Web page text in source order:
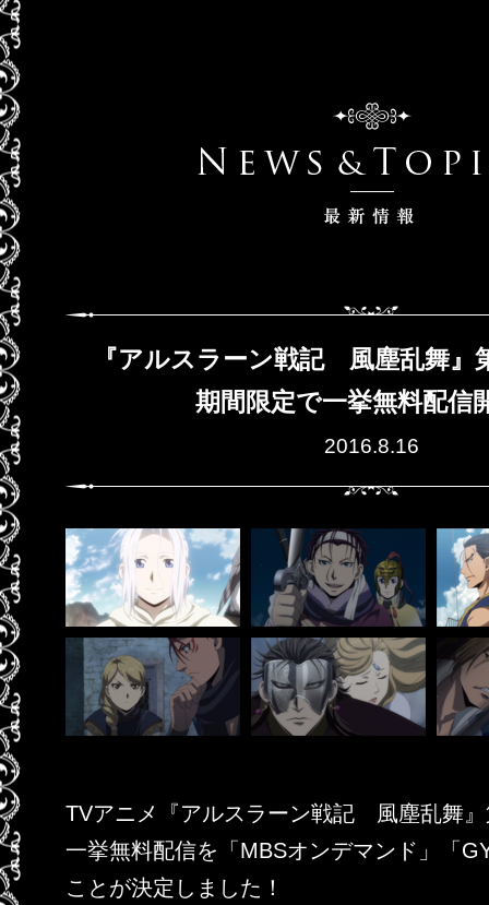
『アルスラーン戦記 風塵乱舞』
期間限定で一挙無料配信
2016.8.16
TVアニメ『アルスラーン戦記 風塵乱舞
一挙無料配信を「MBSオンデマンド」「
ことが決定しました！